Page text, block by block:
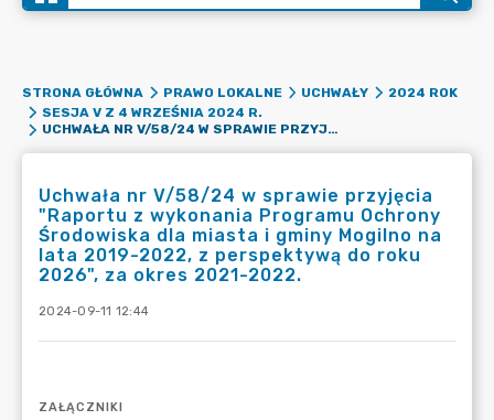
STRONA GŁÓWNA PRAWO LOKALNE UCHWAŁY
2024 ROK
SESJA V Z 4 WRZEŚNIA 2024 R.
UCHWAŁA NR V/58/24 W SPRAWIE PRZYJĘCIA "RAPORTU Z WYKONANIA PROGRAMU OCHRONY ŚRODOWISKA DLA MIASTA I GMINY MOGILNO NA LATA 2019-2022, Z PERSPEKTYWĄ DO ROKU 2026", ZA OKRES 2021-2022.
Uchwała nr V/58/24 w sprawie przyjęcia
"Raportu z wykonania Programu Ochrony
Środowiska dla miasta i gminy Mogilno na
lata 2019-2022, z perspektywą do roku
2026", za okres 2021-2022.
2024-09-11 12:44
ZAŁĄCZNIKI